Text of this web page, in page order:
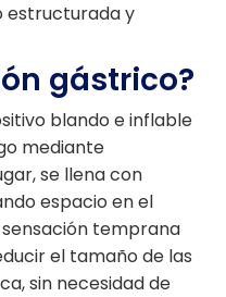
estructurada y
gástrico?
blando e inflable
mediante
se llena con
espacio en el
temprana
el tamaño de las
sin necesidad de